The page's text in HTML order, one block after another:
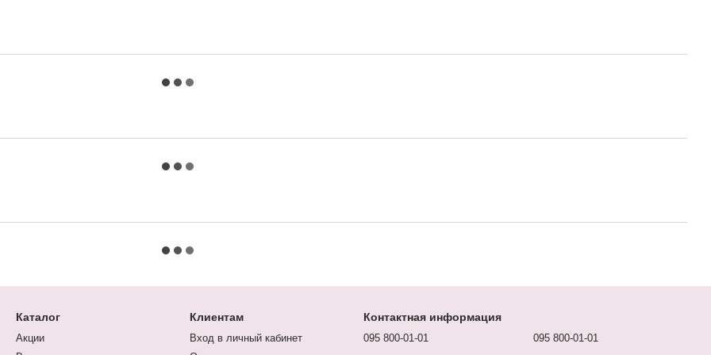
Каталог
Акции
Клиентам
Вход в личный кабинет
Контактная информация
095 800-01-01
095 800-01-01